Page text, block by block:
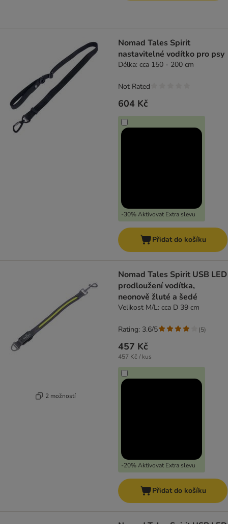
Nomad Tales Spirit
nastavitelné vodítko pro psy
Délka: cca 150 - 200 cm
604 Kč
-30% Aktivovat Extra slevu
Not Rated
Přidat do košíku
2 možností
Nomad Tales Spirit USB LED
prodloužení vodítka,
neonově žluté a šedé
Velikost M/L: cca D 39 cm
457 Kč
457 Kč / kus
-20% Aktivovat Extra slevu
Rating: 3.6/5 (5)
Přidat do košíku